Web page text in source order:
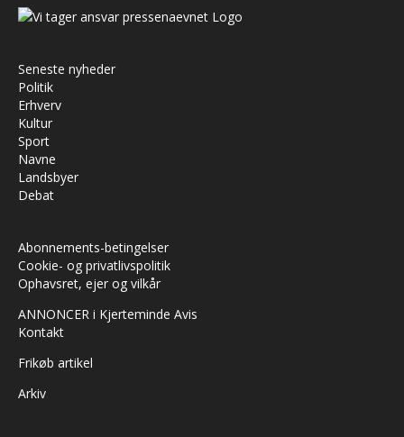
Seneste nyheder
Politik
Erhverv
Kultur
Sport
Navne
Landsbyer
Debat
Abonnements-betingelser
Cookie- og privatlivspolitik
Ophavsret, ejer og vilkår
ANNONCER i Kjerteminde Avis
Kontakt
Frikøb artikel
Arkiv